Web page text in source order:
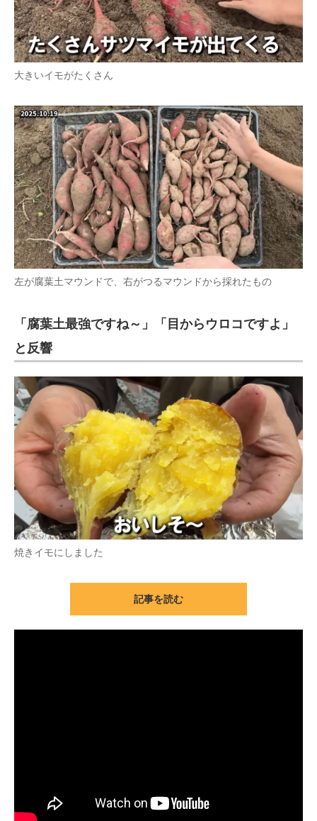
大きいイモがたくさん
左が腐葉土マウンドで、右がつるマウンドから採れたもの
「腐葉土最強ですね～」「目からウロコですよ」
と反響
焼きイモにしました
記事を読む